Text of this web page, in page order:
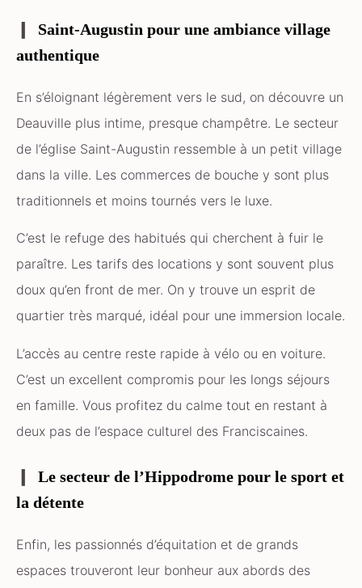
Saint-Augustin pour une ambiance village
authentique
En s’éloignant légèrement vers le sud, on découvre un
Deauville plus intime, presque champêtre. Le secteur
de l’église Saint-Augustin ressemble à un petit village
dans la ville. Les commerces de bouche y sont plus
traditionnels et moins tournés vers le luxe.
C’est le refuge des habitués qui cherchent à fuir le
paraître. Les tarifs des locations y sont souvent plus
doux qu’en front de mer. On y trouve un esprit de
quartier très marqué, idéal pour une immersion locale.
L’accès au centre reste rapide à vélo ou en voiture.
C’est un excellent compromis pour les longs séjours
en famille. Vous profitez du calme tout en restant à
deux pas de l’espace culturel des Franciscaines.
Le secteur de l’Hippodrome pour le sport et
la détente
Enfin, les passionnés d’équitation et de grands
espaces trouveront leur bonheur aux abords des